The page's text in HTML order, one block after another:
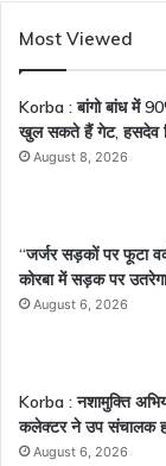
Most Viewed
Korba : बांगो बांध में
खुल सकते हैं गेट, हसदेव
August 8, 2026
“जर्जर सड़कों पर फूटा
कोरबा में सड़क पर
August 6, 2026
Korba : नशामुक्ति
कलेक्टर ने उप संचालक
August 6, 2026